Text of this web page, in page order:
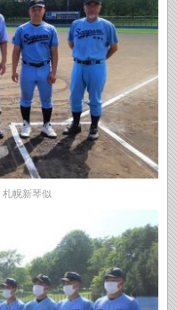
幌新琴似